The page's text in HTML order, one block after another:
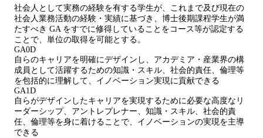
社会人として実務の経験を有する学生が、これまで及び現在の
社会人業務活動の経験・実績に基づき、博士後期課程学生が満
たすべき GA をすでに修得していることをコース等が認定する
ことで、単位の取得を可能とする。
GA0D
自らのキャリアを明確にデザインし、アカデミア・産業界の構
成員として活躍するための知識・スキル、社会的責任、倫理等
を包括的に理解して、イノベーション実現に貢献できる
GA1D
自らがデザインしたキャリアを実現するために必要な高度なリ
ーダーシップ、アントレプレナー、知識・スキル、社会的責
任、倫理等を身に着けることで、イノベーションの実現を主導
できる